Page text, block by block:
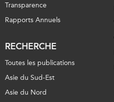
Transparence
Rapports Annuels
RECHERCHE
Toutes les publications
Asie du Sud-Est
Asie du Nord